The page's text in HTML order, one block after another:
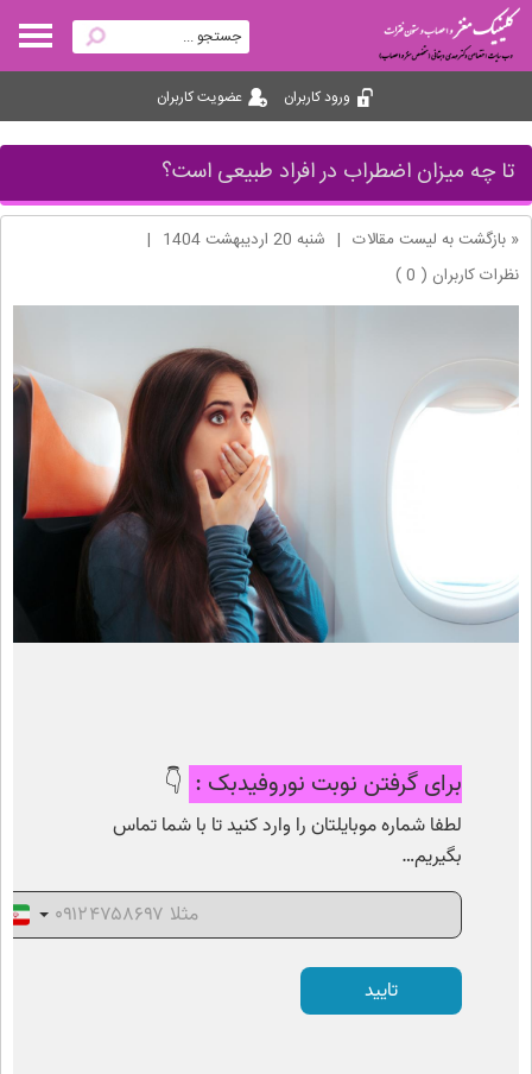
ورود کاربران عضویت کاربران
تا چه میزان اضطراب در افراد طبیعی است؟
« بازگشت به لیست مقالات | شنبه 20 ارديبهشت 1404
|
نظرات کاربران ( 0 )